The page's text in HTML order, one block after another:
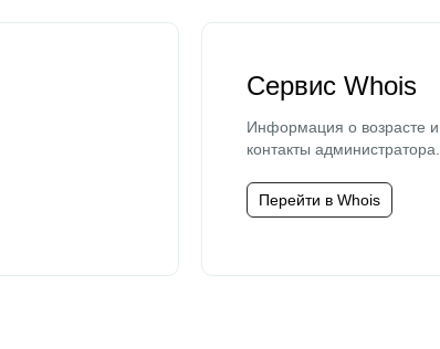
Сервис Whois
Информация о возрасте и
контакты администратора.
Перейти в Whois